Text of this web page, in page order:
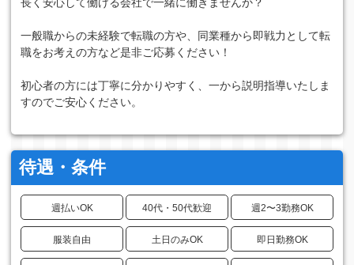
一般職からの未経験で転職の方や、同業種から即戦力として転
職をお考えの方など是非ご応募ください！
初心者の方には丁寧に分かりやすく、一から説明指導いたしま
すのでご安心ください。
待遇・条件
週払いOK 40代・50代歓迎 週2〜3勤務OK
服装自由 土日のみOK 即日勤務OK